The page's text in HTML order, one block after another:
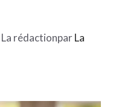
La rédactionparLa